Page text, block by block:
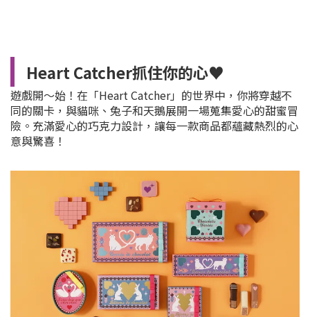
Heart Catcher抓住你的心♥
遊戲開～始！在「Heart Catcher」的世界中，你將穿越不
同的關卡，與貓咪、兔子和天鵝展開一場蒐集愛心的甜蜜冒
險。充滿愛心的巧克力設計，讓每一款商品都蘊藏熱烈的心
意與驚喜！